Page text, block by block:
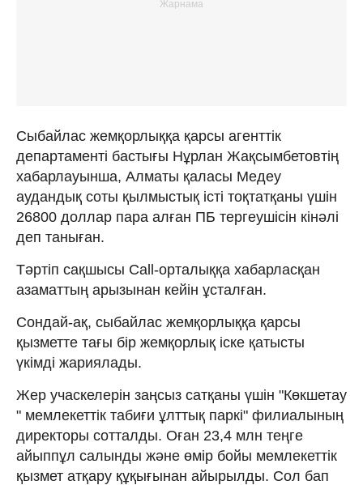
Сыбайлас жемқорлыққа қарсы агенттік
департаменті бастығы Нұрлан Жақсымбетовтің
хабарлауынша, Алматы қаласы Медеу
аудандық соты қылмыстық істі тоқтатқаны үшін
26800 доллар пара алған ПБ тергеушісін кінәлі
деп таныған.
Тәртіп сақшысы Call-орталыққа хабарласқан
азаматтың арызынан кейін ұсталған.
Сондай-ақ, сыбайлас жемқорлыққа қарсы
қызметте тағы бір жемқорлық іске қатысты
үкімді жариялады.
Жер учаскелерін заңсыз сатқаны үшін "Көкшетау
" мемлекеттік табиғи ұлттық паркі" филиалының
директоры сотталды. Оған 23,4 млн теңге
айыппұл салынды және өмір бойы мемлекеттік
қызмет атқару құқығынан айырылды. Сол бап